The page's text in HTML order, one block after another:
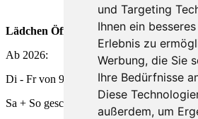
und Targeting
Ihnen ein
Erlebnis zu
Werbung, die Sie
Ihre Bedürfnisse
Diese
außerdem, um
Lädchen Öffnungszeiten
Ab 2026:
Di - Fr von 9 - 18 Uhr
Sa + So geschlossen